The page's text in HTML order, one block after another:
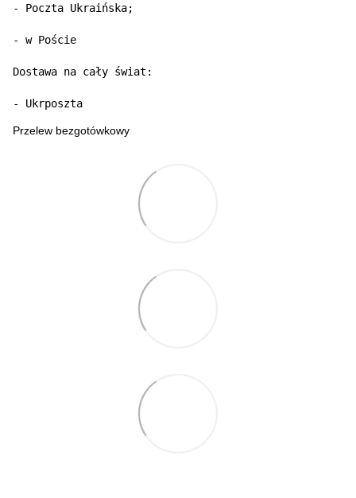
- Poczta Ukraińska;
- w Poście
Dostawa na cały świat:
- Ukrposzta
Przelew bezgotówkowy